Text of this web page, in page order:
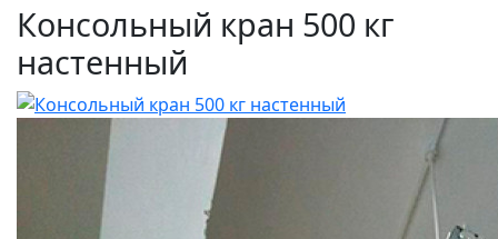
Консольный кран 500 кг
настенный